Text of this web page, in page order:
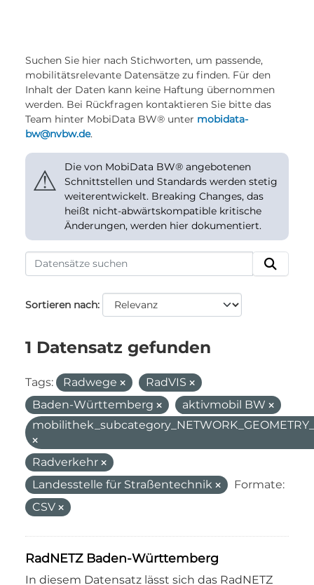
Suchen Sie hier nach Stichworten, um passende,
mobilitätsrelevante Datensätze zu finden. Für den
Inhalt der Daten kann keine Haftung übernommen
werden. Bei Rückfragen kontaktieren Sie bitte das
Team hinter MobiData BW® unter mobidata-
bw@nvbw.de.
⚠
Die von MobiData BW® angebotenen
Schnittstellen und Standards werden stetig
weiterentwickelt. Breaking Changes, das
heißt nicht-abwärtskompatible kritische
Änderungen, werden hier dokumentiert.
Sortieren nach
1 Datensatz gefunden
Tags: Radwege
RadVIS
Baden-Württemberg
aktivmobil BW
Radverkehr
Landesstelle für Straßentechnik
Formate:
CSV
RadNETZ Baden-Württemberg
In diesem Datensatz lässt sich das RadNETZ